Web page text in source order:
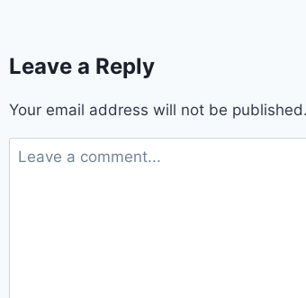
Leave a Reply
Your email address will not be published.